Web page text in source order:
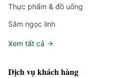
Thực phẩm & đồ uống
Sâm ngọc linh
Xem tất cả
Dịch vụ khách hàng